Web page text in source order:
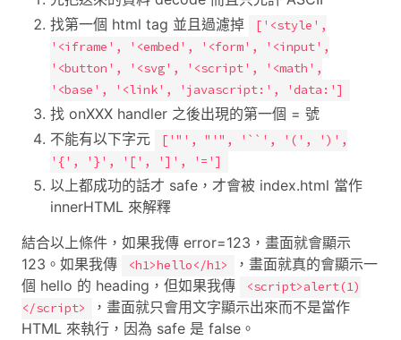
找第一個 html tag 並且過濾掉
['<style',
'<iframe', '<embed', '<form', '<input',
'<button', '<svg', '<script', '<math',
'<base', '<link', 'javascript:', 'data:']
找 onXXX handler 之後出現的第一個 = 號
不能有以下字元
['"', "'", '``', '(', ')',
'{', '}', '[', ']', '=']
以上都成功的話才 safe，才會被 index.html 當作
innerHTML 來解釋
結合以上條件，如果我傳 error=123，畫面就會顯示
123。如果我傳
<h1>hello</h1>
，畫面就真的會顯示一
個 hello 的 heading，但如果我傳
<script>alert(1)
</script>
，畫面就只會用文字顯示出來而不是當作
HTML 來執行，因為 safe 是 false。